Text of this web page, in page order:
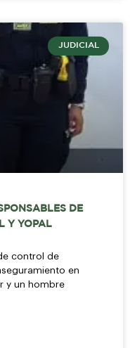
JUDICIAL
DE
Y YOPAL
control de
en
y un hombre